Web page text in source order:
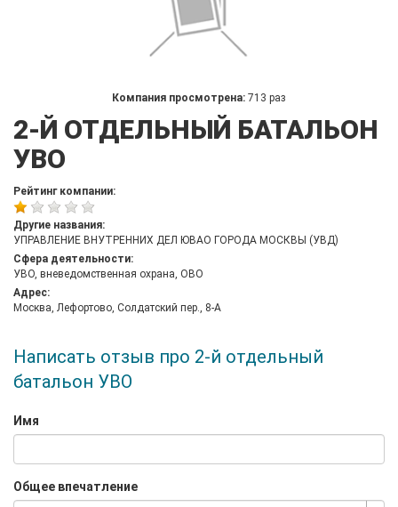
Компания просмотрена: 713 раз
2-Й ОТДЕЛЬНЫЙ БАТАЛЬОН
УВО
Рейтинг компании:
Другие названия:
УПРАВЛЕНИЕ ВНУТРЕННИХ ДЕЛ ЮВАО ГОРОДА МОСКВЫ (УВД)
Сфера деятельности:
УВО, вневедомственная охрана, ОВО
Адрес:
Москва, Лефортово, Солдатский пер., 8-А
Написать отзыв про 2-й отдельный
батальон УВО
Имя
Общее впечатление